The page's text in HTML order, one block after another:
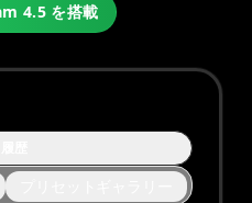
4.5 を搭載